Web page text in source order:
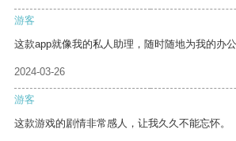
游客
这款app就像我的私人助理，随时随地为我的办公
2024-03-26
游客
这款游戏的剧情非常感人，让我久久不能忘怀。